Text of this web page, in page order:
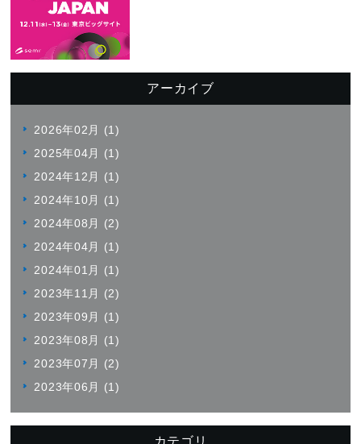
アーカイブ
2026年02月 (1)
2025年04月 (1)
2024年12月 (1)
2024年10月 (1)
2024年08月 (2)
2024年04月 (1)
2024年01月 (1)
2023年11月 (2)
2023年09月 (1)
2023年08月 (1)
2023年07月 (2)
2023年06月 (1)